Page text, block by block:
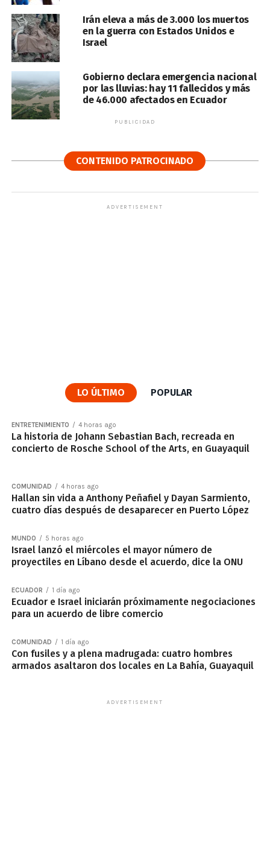
Irán eleva a más de 3.000 los muertos
en la guerra con Estados Unidos e
Israel
Gobierno declara emergencia nacional
por las lluvias: hay 11 fallecidos y más
de 46.000 afectados en Ecuador
PUBLICIDAD
CONTENIDO PATROCINADO
ADVERTISEMENT
LO ÚLTIMO POPULAR
ENTRETENIMIENTO 4 horas ago
La historia de Johann Sebastian Bach, recreada en
concierto de Rosche School of the Arts, en Guayaquil
COMUNIDAD 4 horas ago
Hallan sin vida a Anthony Peñafiel y Dayan Sarmiento,
cuatro días después de desaparecer en Puerto López
MUNDO 5 horas ago
Israel lanzó el miércoles el mayor número de
proyectiles en Líbano desde el acuerdo, dice la ONU
ECUADOR 1 día ago
Ecuador e Israel iniciarán próximamente negociaciones
para un acuerdo de libre comercio
COMUNIDAD 1 día ago
Con fusiles y a plena madrugada: cuatro hombres
armados asaltaron dos locales en La Bahía, Guayaquil
ADVERTISEMENT